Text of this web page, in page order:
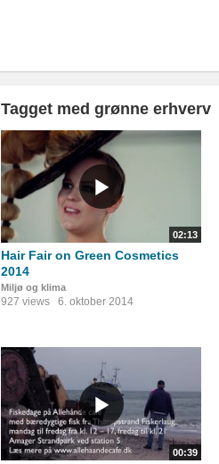
Tagget med grønne erhverv
02:13
Hair Fair on Green Cosmetics
2014
Miljø og klima
927 views 6. oktober 2014
00:39